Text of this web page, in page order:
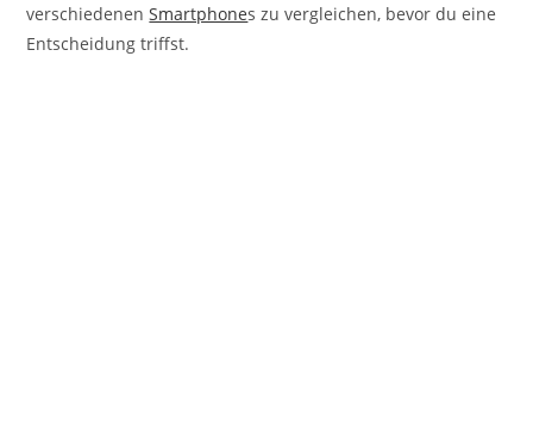
verschiedenenSmartphones zu vergleichen, bevor du eine
Entscheidung triffst.